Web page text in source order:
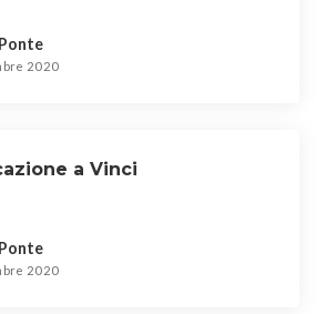
2020
a Vinci
2020